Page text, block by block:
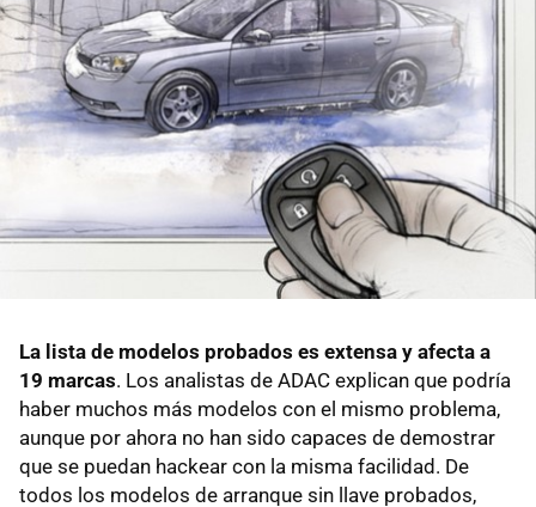
La lista de modelos probados es extensa y afecta a
19 marcas. Los analistas de ADAC explican que podría
haber muchos más modelos con el mismo problema,
aunque por ahora no han sido capaces de demostrar
que se puedan hackear con la misma facilidad. De
todos los modelos de arranque sin llave probados,